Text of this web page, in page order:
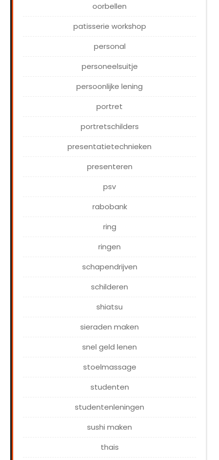
oorbellen
patisserie workshop
personal
personeelsuitje
persoonlijke lening
portret
portretschilders
presentatietechnieken
presenteren
psv
rabobank
ring
ringen
schapendrijven
schilderen
shiatsu
sieraden maken
snel geld lenen
stoelmassage
studenten
studentenleningen
sushi maken
thais